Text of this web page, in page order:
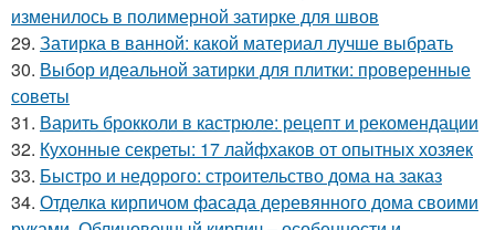
изменилось в полимерной затирке для швов
29. Затирка в ванной: какой материал лучше выбрать
30. Выбор идеальной затирки для плитки: проверенные
советы
31. Варить брокколи в кастрюле: рецепт и рекомендации
32. Кухонные секреты: 17 лайфхаков от опытных хозяек
33. Быстро и недорого: строительство дома на заказ
34. Отделка кирпичом фасада деревянного дома своими